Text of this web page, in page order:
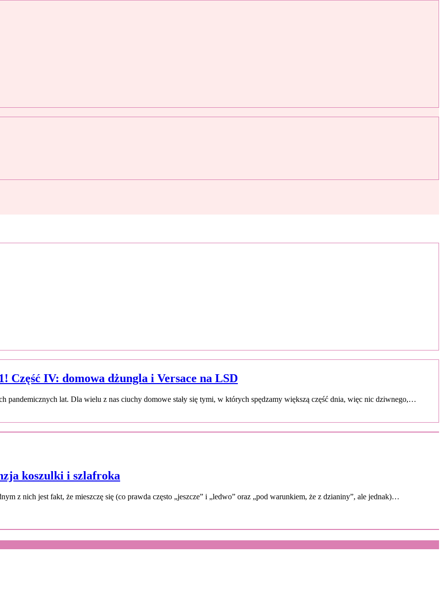
Część IV: domowa dżungla i Versace na LSD
pandemicznych lat. Dla wielu z nas ciuchy domowe stały się tymi, w których spędzamy większą część dnia, więc nic dziwnego,…
koszulki i szlafroka
z nich jest fakt, że mieszczę się (co prawda często „jeszcze” i „ledwo” oraz „pod warunkiem, że z dzianiny”, ale jednak)…